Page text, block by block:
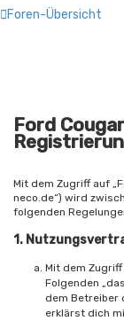
Foren-Übersicht
Ford
Mit dem Zugriff auf
neco.de“) wird
folgenden
1.
Mit dem Zugriff
Folgenden
dem Betreiber
erklärst dich